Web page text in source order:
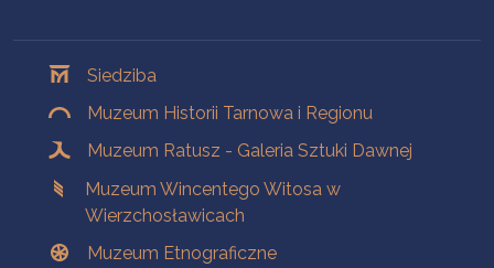
Siedziba
Muzeum Historii Tarnowa i Regionu
Muzeum Ratusz - Galeria Sztuki Dawnej
Muzeum Wincentego Witosa w
Wierzchosławicach
Muzeum Etnograficzne